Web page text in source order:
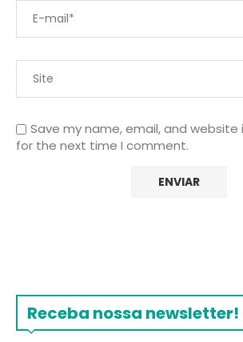
Save my name, email, and website
for the next time I comment.
Receba nossa newsletter!